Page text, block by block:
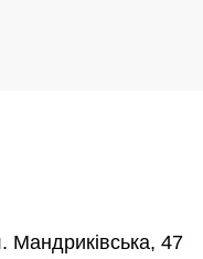
Мандриківська, 47